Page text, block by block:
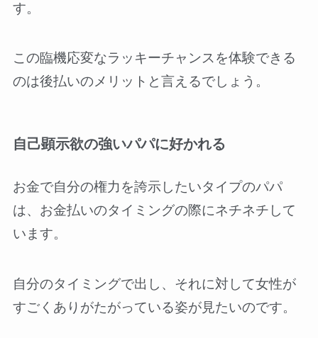
す。
この臨機応変なラッキーチャンスを体験できる
のは後払いのメリットと言えるでしょう。
自己顕示欲の強いパパに好かれる
お金で自分の権力を誇示したいタイプのパパ
は、お金払いのタイミングの際にネチネチして
います。
自分のタイミングで出し、それに対して女性が
すごくありがたがっている姿が見たいのです。